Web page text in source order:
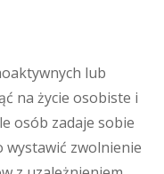
lub
na życie osobiste i
osób zadaje sobie
wystawić zwolnienie